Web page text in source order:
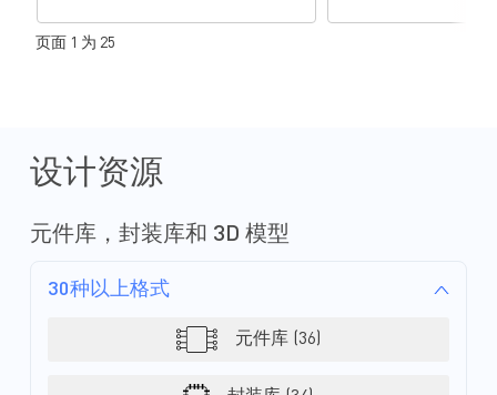
页面 1 为 25
设计资源
元件库，封装库和 3D 模型
30种以上格式
元件库 (36)